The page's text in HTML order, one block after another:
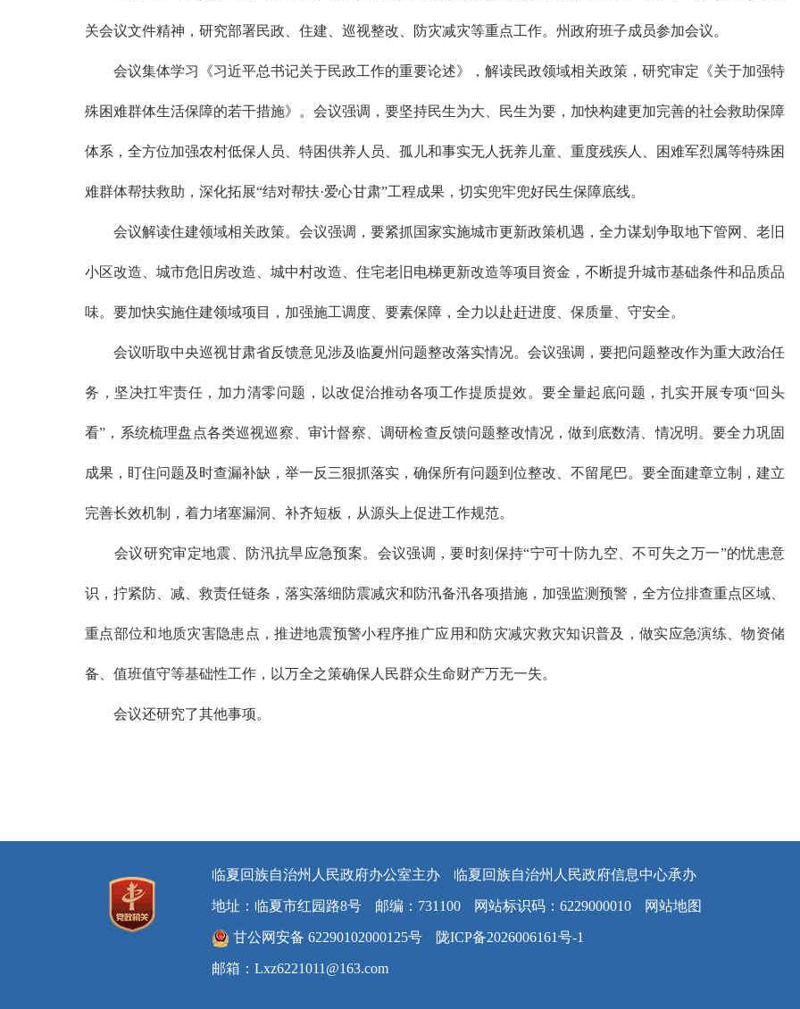
关会议文件精神，研究部署民政、住建、巡视整改、防灾减灾等重点工作。州政府班子成员参加会议。
会议集体学习《习近平总书记关于民政工作的重要论述》，解读民政领域相关政策，研究审定《关于加强特
殊困难群体生活保障的若干措施》。会议强调，要坚持民生为大、民生为要，加快构建更加完善的社会救助保障
体系，全方位加强农村低保人员、特困供养人员、孤儿和事实无人抚养儿童、重度残疾人、困难军烈属等特殊困
难群体帮扶救助，深化拓展“结对帮扶·爱心甘肃”工程成果，切实兜牢兜好民生保障底线。
会议解读住建领域相关政策。会议强调，要紧抓国家实施城市更新政策机遇，全力谋划争取地下管网、老旧
小区改造、城市危旧房改造、城中村改造、住宅老旧电梯更新改造等项目资金，不断提升城市基础条件和品质品
味。要加快实施住建领域项目，加强施工调度、要素保障，全力以赴赶进度、保质量、守安全。
会议听取中央巡视甘肃省反馈意见涉及临夏州问题整改落实情况。会议强调，要把问题整改作为重大政治任
务，坚决扛牢责任，加力清零问题，以改促治推动各项工作提质提效。要全量起底问题，扎实开展专项“回头
看”，系统梳理盘点各类巡视巡察、审计督察、调研检查反馈问题整改情况，做到底数清、情况明。要全力巩固
成果，盯住问题及时查漏补缺，举一反三狠抓落实，确保所有问题到位整改、不留尾巴。要全面建章立制，建立
完善长效机制，着力堵塞漏洞、补齐短板，从源头上促进工作规范。
会议研究审定地震、防汛抗旱应急预案。会议强调，要时刻保持“宁可十防九空、不可失之万一”的忧患意
识，拧紧防、减、救责任链条，落实落细防震减灾和防汛备汛各项措施，加强监测预警，全方位排查重点区域、
重点部位和地质灾害隐患点，推进地震预警小程序推广应用和防灾减灾救灾知识普及，做实应急演练、物资储
备、值班值守等基础性工作，以万全之策确保人民群众生命财产万无一失。
会议还研究了其他事项。
临夏回族自治州人民政府办公室主办 临夏回族自治州人民政府信息中心承办
地址：临夏市红园路8号 邮编：731100 网站标识码：6229000010 网站地图
甘公网安备 62290102000125号 陇ICP备2026006161号-1
邮箱：Lxz6221011@163.com